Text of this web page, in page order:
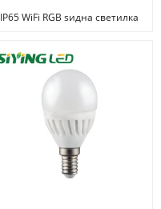
IP65 WiFi RGB ѕидна светилка